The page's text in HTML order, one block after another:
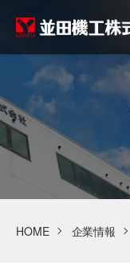
HOME 企業情報